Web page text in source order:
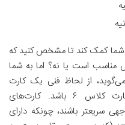
شما کمک کند تا مشخص کنید که
است یا نه؟ اما به شما
از لحاظ فنی یک کارت
کلاس ۲ ممکن است سریعتر از کارت کلاس ۶ باشد. کارت‌های
سریعتر باشند، چونکه دارای